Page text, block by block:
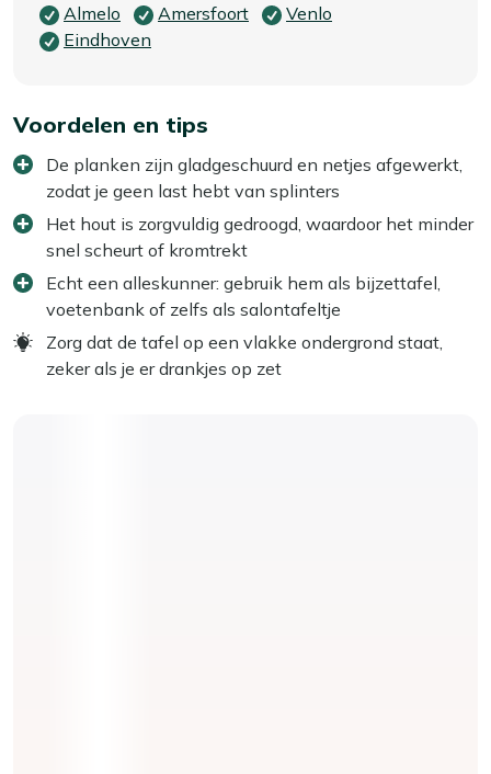
Almelo Amersfoort
Venlo
Eindhoven
Voordelen en tips
De planken zijn gladgeschuurd en netjes afgewerkt,
zodat je geen last hebt van splinters
Het hout is zorgvuldig gedroogd, waardoor het minder
snel scheurt of kromtrekt
Echt een alleskunner: gebruik hem als bijzettafel,
voetenbank of zelfs als salontafeltje
Zorg dat de tafel op een vlakke ondergrond staat,
zeker als je er drankjes op zet